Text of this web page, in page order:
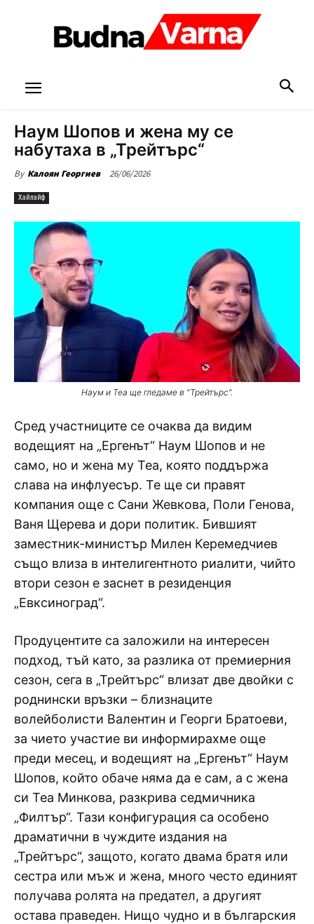
Наум Шопов и жена му се
набутаха в „Трейтърс“
By Калоян Георгиев 26/06/2026
Хайлайф
Наум и Теа ще гледаме в "Трейтърс“.
Сред участниците се очаква да видим
водещият на „Ергенът“ Наум Шопов и не
само, но и жена му Теа, която поддържа
слава на инфлуесър. Те ще си правят
компания още с Сани Жевкова, Поли Генова,
Ваня Щерева и дори политик. Бившият
заместник-министър Милен Керемедчиев
също влиза в интелигентното риалити, чийто
втори сезон е заснет в резиденция
„Евксиноград“.
Продуцентите са заложили на интересен
подход, тъй като, за разлика от премиерния
сезон, сега в „Трейтърс“ влизат две двойки с
роднински връзки – близнаците
волейболисти Валентин и Георги Братоеви,
за чието участие ви информирахме още
преди месец, и водещият на „Ергенът“ Наум
Шопов, който обаче няма да е сам, а с жена
си Теа Минкова, разкрива седмичника
„Филтър“. Тази конфигурация са особено
драматични в чуждите издания на
„Трейтърс“, защото, когато двама братя или
сестра или мъж и жена, много често единият
получава ролята на предател, а другият
остава праведен. Нищо чудно и в българския